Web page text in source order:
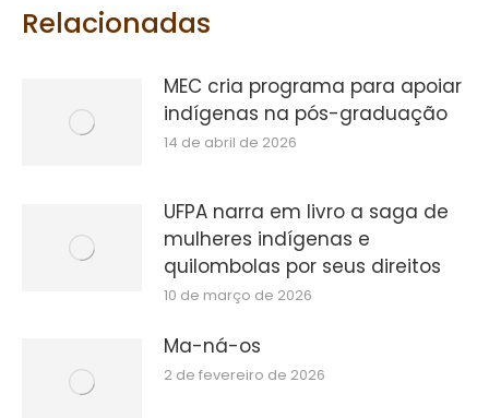
Relacionadas
MEC cria programa para apoiar
indígenas na pós-graduação
14 de abril de 2026
UFPA narra em livro a saga de
mulheres indígenas e
quilombolas por seus direitos
10 de março de 2026
Ma-ná-os
2 de fevereiro de 2026